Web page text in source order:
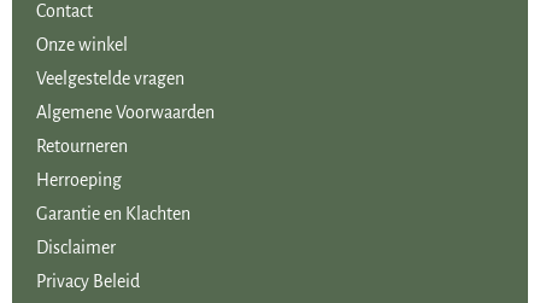
decoraties.
Contact
Onze winkel
Veelgestelde vragen
Algemene Voorwaarden
Retourneren
Herroeping
Garantie en Klachten
Disclaimer
Privacy Beleid